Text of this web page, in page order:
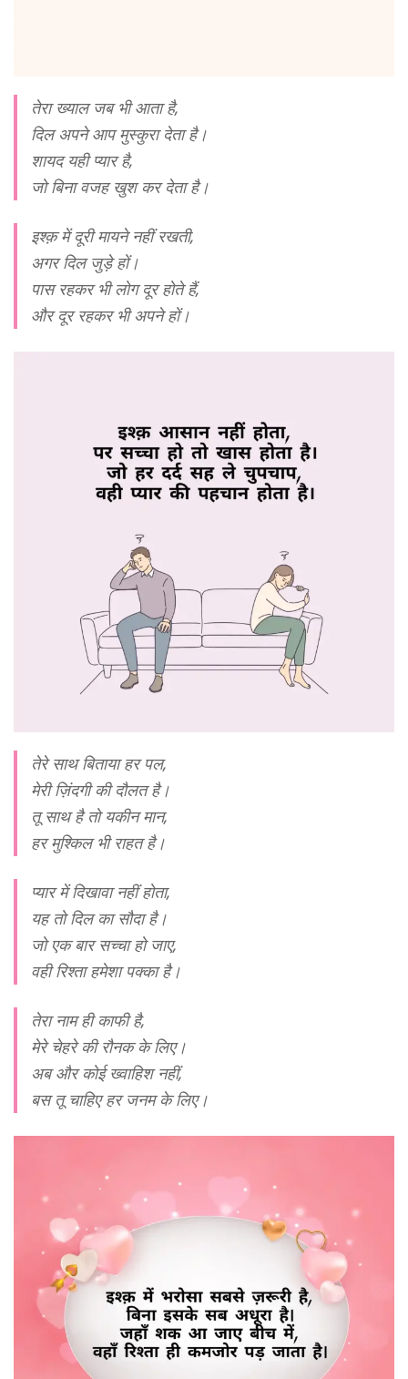
तेरा ख्याल जब भी आता है,
दिल अपने आप मुस्कुरा देता है।
शायद यही प्यार है,
जो बिना वजह खुश कर देता है।
इश्क़ में दूरी मायने नहीं रखती,
अगर दिल जुड़े हों।
पास रहकर भी लोग दूर होते हैं,
और दूर रहकर भी अपने हों।
तेरे साथ बिताया हर पल,
मेरी ज़िंदगी की दौलत है।
तू साथ है तो यकीन मान,
हर मुश्किल भी राहत है।
प्यार में दिखावा नहीं होता,
यह तो दिल का सौदा है।
जो एक बार सच्चा हो जाए,
वही रिश्ता हमेशा पक्का है।
तेरा नाम ही काफी है,
मेरे चेहरे की रौनक के लिए।
अब और कोई ख्वाहिश नहीं,
बस तू चाहिए हर जनम के लिए।